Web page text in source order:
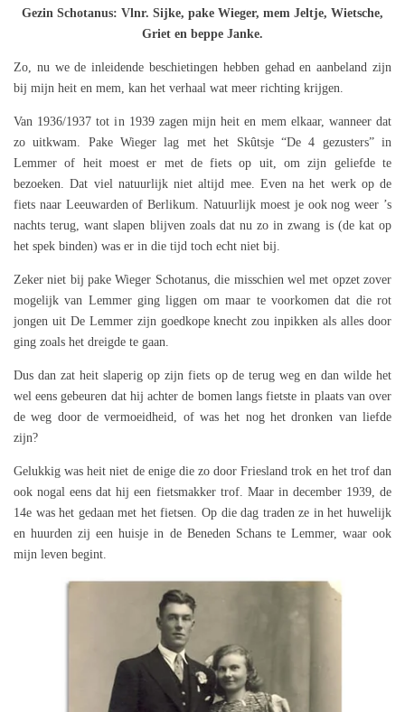
Gezin Schotanus: Vlnr. Sijke, pake Wieger, mem Jeltje, Wietsche,
Griet en beppe Janke.
Zo, nu we de inleidende beschietingen hebben gehad en aanbeland zijn
bij mijn heit en mem, kan het verhaal wat meer richting krijgen.
Van 1936/1937 tot in 1939 zagen mijn heit en mem elkaar, wanneer dat
zo uitkwam. Pake Wieger lag met het Skûtsje “De 4 gezusters” in
Lemmer of heit moest er met de fiets op uit, om zijn geliefde te
bezoeken. Dat viel natuurlijk niet altijd mee. Even na het werk op de
fiets naar Leeuwarden of Berlikum. Natuurlijk moest je ook nog weer ’s
nachts terug, want slapen blijven zoals dat nu zo in zwang is (de kat op
het spek binden) was er in die tijd toch echt niet bij.
Zeker niet bij pake Wieger Schotanus, die misschien wel met opzet zover
mogelijk van Lemmer ging liggen om maar te voorkomen dat die rot
jongen uit De Lemmer zijn goedkope knecht zou inpikken als alles door
ging zoals het dreigde te gaan.
Dus dan zat heit slaperig op zijn fiets op de terug weg en dan wilde het
wel eens gebeuren dat hij achter de bomen langs fietste in plaats van over
de weg door de vermoeidheid, of was het nog het dronken van liefde
zijn?
Gelukkig was heit niet de enige die zo door Friesland trok en het trof dan
ook nogal eens dat hij een fietsmakker trof. Maar in december 1939, de
14e was het gedaan met het fietsen. Op die dag traden ze in het huwelijk
en huurden zij een huisje in de Beneden Schans te Lemmer, waar ook
mijn leven begint.